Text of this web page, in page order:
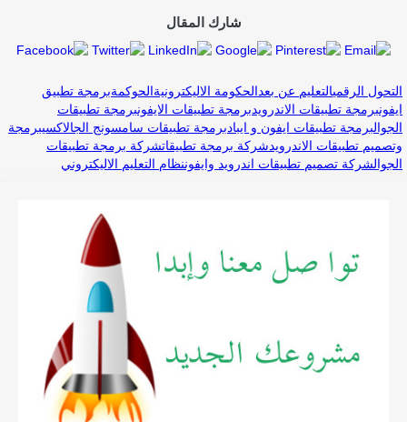
شارك المقال
التحول الرقميالتعليم عن بعدالحكومة الاليكترونيةالحوكمةبرمجة تطبيق
ايفونبرمجة تطبيقات الاندرويدبرمجة تطبيقات الايفونبرمجة تطبيقات
الجوالبرمجة تطبيقات ايفون و ايبادبرمجة تطبيقات سامسونج الجالاكسيبرمجة
وتصميم تطبيقات الاندرويدشركة برمجة تطبيقاتشركة برمجة تطبيقات
الجوالشركة تصميم تطبيقات اندرويد وايفوننظام التعليم الاليكتروني